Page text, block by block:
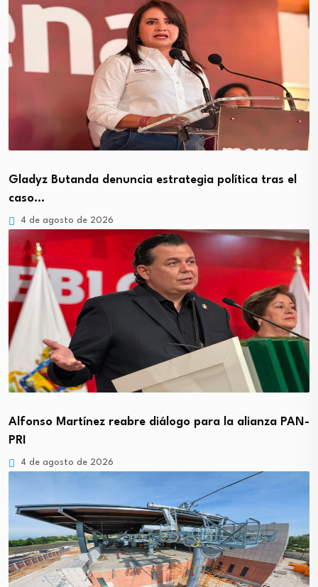
Gladyz Butanda denuncia estrategia política tras el
caso…
4 de agosto de 2026
Alfonso Martínez reabre diálogo para la alianza PAN-
PRI
4 de agosto de 2026